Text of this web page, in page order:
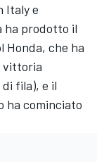
Italy e
ha prodotto il
Honda, che ha
vittoria
fila), e il
ha cominciato